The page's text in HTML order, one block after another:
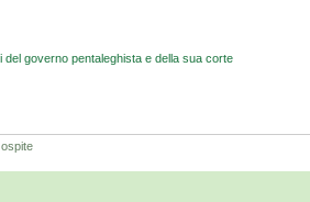
del governo pentaleghista e della sua corte